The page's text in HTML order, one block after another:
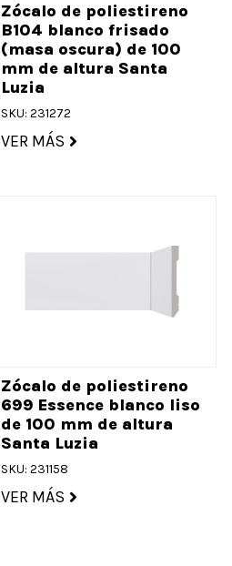
Zócalo de poliestireno
B104 blanco frisado
(masa oscura) de 100
mm de altura Santa
Luzia
SKU: 231272
VER MÁS
Zócalo de poliestireno
699 Essence blanco liso
de 100 mm de altura
Santa Luzia
SKU: 231158
VER MÁS